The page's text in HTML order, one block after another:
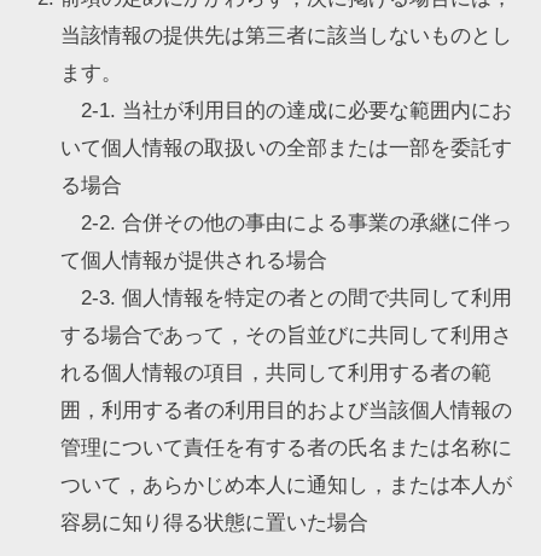
当該情報の提供先は第三者に該当しないものとし
ます。
2-1. 当社が利用目的の達成に必要な範囲内にお
いて個人情報の取扱いの全部または一部を委託す
る場合
2-2. 合併その他の事由による事業の承継に伴っ
て個人情報が提供される場合
2-3. 個人情報を特定の者との間で共同して利用
する場合であって，その旨並びに共同して利用さ
れる個人情報の項目，共同して利用する者の範
囲，利用する者の利用目的および当該個人情報の
管理について責任を有する者の氏名または名称に
ついて，あらかじめ本人に通知し，または本人が
容易に知り得る状態に置いた場合